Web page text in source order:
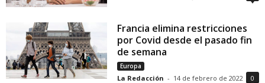
Francia elimina restricciones
por Covid desde el pasado fin
de semana
Europa
La Redacción - 14 de febrero de 2022 0